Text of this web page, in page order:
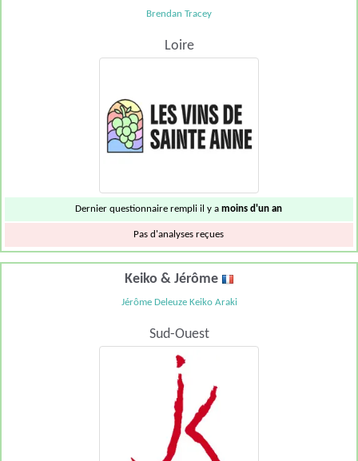
Brendan Tracey
Loire
Dernier questionnaire rempli il y amoins d'un an
Pas d'analyses reçues
Keiko & Jérôme
Jérôme Deleuze Keiko Araki
Sud-Ouest